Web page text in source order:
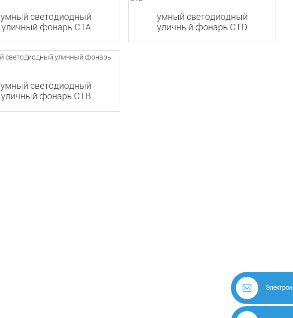
умный светодиодный
уличный фонарь CTA
умный светодиодный
уличный фонарь CTD
умный светодиодный
уличный фонарь CTB